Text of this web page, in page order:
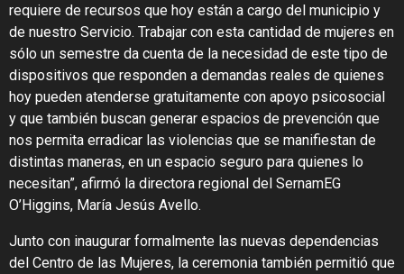
requiere de recursos que hoy están a cargo del municipio y
de nuestro Servicio. Trabajar con esta cantidad de mujeres en
sólo un semestre da cuenta de la necesidad de este tipo de
dispositivos que responden a demandas reales de quienes
hoy pueden atenderse gratuitamente con apoyo psicosocial
y que también buscan generar espacios de prevención que
nos permita erradicar las violencias que se manifiestan de
distintas maneras, en un espacio seguro para quienes lo
necesitan”, afirmó la directora regional del SernamEG
O’Higgins, María Jesús Avello.
Junto con inaugurar formalmente las nuevas dependencias
del Centro de las Mujeres, la ceremonia también permitió que